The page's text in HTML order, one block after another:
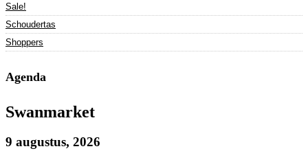
Sale!
Schoudertas
Shoppers
Agenda
Swanmarket
9 augustus, 2026